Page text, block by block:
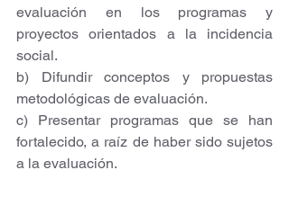
evaluación en los programas y
proyectos orientados a la incidencia
social.
b) Difundir conceptos y propuestas
metodológicas de evaluación.
c) Presentar programas que se han
fortalecido, a raíz de haber sido sujetos
a la evaluación.